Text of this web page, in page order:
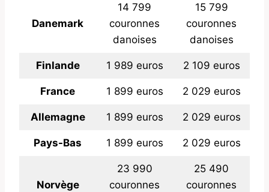
Danemark
14 799
couronnes
danoises
15 799
couronnes
danoises
Finlande 1 989 euros 2 109 euros
France 1 899 euros 2 029 euros
Allemagne 1 899 euros 2 029 euros
Pays-Bas 1 899 euros 2 029 euros
Norvège
23 990
couronnes
25 490
couronnes